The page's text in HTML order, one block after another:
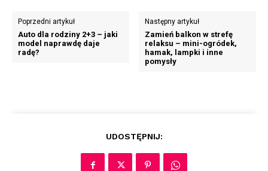
Poprzedni artykuł
Auto dla rodziny 2+3 – jaki
model naprawdę daje
radę?
Następny artykuł
Zamień balkon w strefę
relaksu – mini-ogródek,
hamak, lampki i inne
pomysły
UDOSTĘPNIJ: